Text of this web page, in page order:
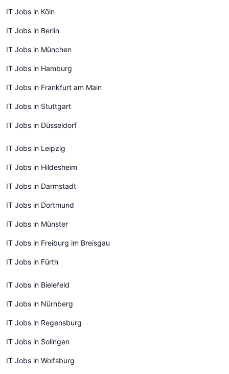
IT Jobs in Köln
IT Jobs in Berlin
IT Jobs in München
IT Jobs in Hamburg
IT Jobs in Frankfurt am Main
IT Jobs in Stuttgart
IT Jobs in Düsseldorf
IT Jobs in Leipzig
IT Jobs in Hildesheim
IT Jobs in Darmstadt
IT Jobs in Dortmund
IT Jobs in Münster
IT Jobs in Freiburg im Breisgau
IT Jobs in Fürth
IT Jobs in Bielefeld
IT Jobs in Nürnberg
IT Jobs in Regensburg
IT Jobs in Solingen
IT Jobs in Wolfsburg